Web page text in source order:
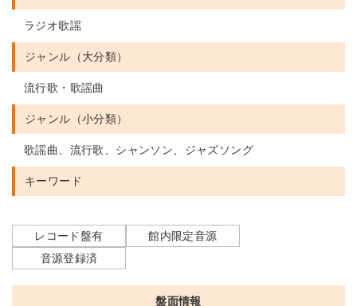
盤面情報
ラジオ歌謡
ジャンル（大分類）
流行歌・歌謡曲
ジャンル（小分類）
歌謡曲、流行歌、シャンソン、ジャズソング
キーワード
レコード盤有
館内限定音源
音源登録済